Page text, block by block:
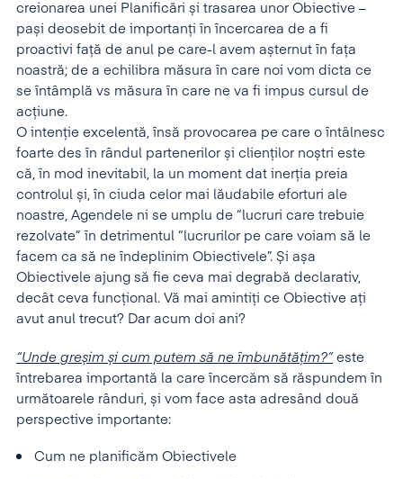
creionarea unei Planificări și trasarea unor Obiective –
pași deosebit de importanți în încercarea de a fi
proactivi față de anul pe care-l avem așternut în fața
noastră; de a echilibra măsura în care noi vom dicta ce
se întâmplă vs măsura în care ne va fi impus cursul de
acțiune.
O intenție excelentă, însă provocarea pe care o întâlnesc
foarte des în rândul partenerilor și clienților noștri este
că, în mod inevitabil, la un moment dat inerția preia
controlul și, în ciuda celor mai lăudabile eforturi ale
noastre, Agendele ni se umplu de “lucruri care trebuie
rezolvate” în detrimentul “lucrurilor pe care voiam să le
facem ca să ne îndeplinim Obiectivele”. Și așa
Obiectivele ajung să fie ceva mai degrabă declarativ,
decât ceva funcțional. Vă mai amintiți ce Obiective ați
avut anul trecut? Dar acum doi ani?
“Unde greșim și cum putem să ne îmbunătățim?” este
întrebarea importantă la care încercăm să răspundem în
următoarele rânduri, și vom face asta adresând două
perspective importante:
Cum ne planificăm Obiectivele